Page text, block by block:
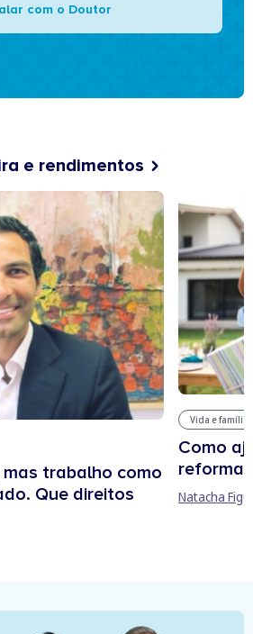
com o Doutor
e rendimentos
trabalho como
Que direitos
Vida e família
Como
reforma
Natacha